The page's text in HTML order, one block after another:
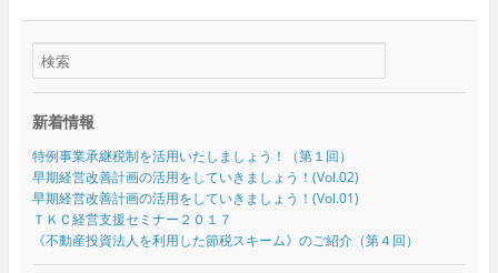
新着情報
特例事業承継税制を活用いたしましょう！（第１回）
早期経営改善計画の活用をしていきましょう！(Vol.02)
早期経営改善計画の活用をしていきましょう！(Vol.01)
ＴＫＣ経営支援セミナー２０１７
《不動産投資法人を利用した節税スキーム》のご紹介（第４回）